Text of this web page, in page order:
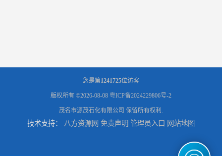
您是第1241725位访客
版权所有 ©2026-08-08 粤ICP备2024229806号-2
茂名市源茂石化有限公司 保留所有权利.
技术支持： 八方资源网 免责声明 管理员入口 网站地图